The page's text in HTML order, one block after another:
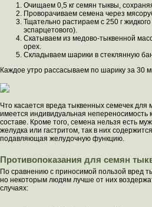
Очищаем 0,5 кг семян тыквы,
Проворачиваем семена через
Тщательно растираем с 250 г
эспарцетового).
Скатываем из медово-тыквенной
орех.
Складываем шарики в стеклянную
Каждое утро рассасываем по шарику за 30
Что касается вреда тыквенных семечек для
имеется индивидуальная непереносимость
составе. Кроме того, семена нельзя есть
желудка или гастритом, так в них
подавляющая желудочную функцию.
Противопоказания для семян
По сравнению с приносимой пользой вред
но некоторым людям лучше от них
случаях: